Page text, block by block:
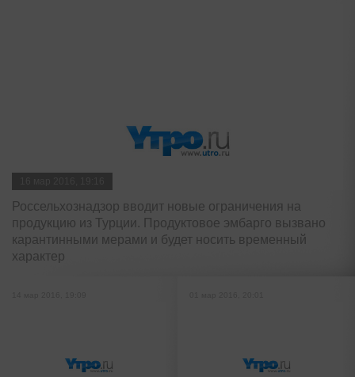
Россельхознадзор вводит новые ограничения на
продукцию из Турции. Продуктовое эмбарго вызвано
карантинными мерами и будет носить временный
характер